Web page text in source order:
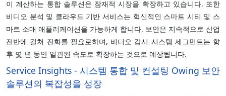
이 계산하는 통합 솔루션은 잠재적 시장을 확장하고 있습니다. 또한
비디오 분석 및 클라우드 기반 서비스는 혁신적인 스마트 시티 및 스
마트 소매 애플리케이션을 가능하게 합니다. 보안은 지속적으로 산업
전반에 걸쳐 진화를 필요로하며, 비디오 감시 시스템 세그먼트는 향
후 몇 년 동안 일관된 속도로 확장하는 것으로 예상됩니다.
Service Insights - 시스템 통합 및 컨설팅 Owing 보안
솔루션의 복잡성을 성장